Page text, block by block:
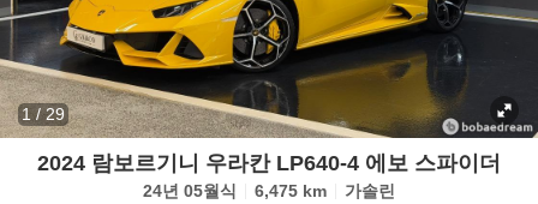
1 /29
2024 람보르기니 우라칸 LP640-4 에보 스파이더
24년 05월식 6,475 km 가솔린